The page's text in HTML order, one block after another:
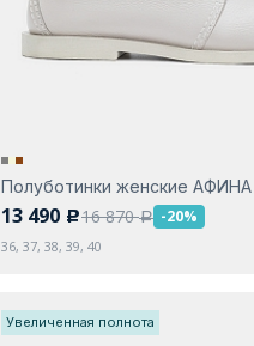
Полуботинки женские АФИНА
13 490 c16 870a -20%
36, 37, 38, 39, 40
Увеличенная полнота